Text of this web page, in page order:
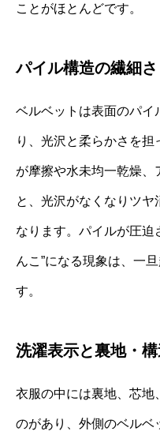
ことがほとんどです。
パイル構造の繊細さ
ベルベットは表面のパイ
り、光沢と柔らかさを
が摩擦や水未均一乾燥、
と、光沢がなくなりツヤ
なります。パイルが圧迫
んこ”になる現象は、一
す。
洗濯表示と裏地・
衣服の中には裏地、芯地
のがあり、外側のベルベ